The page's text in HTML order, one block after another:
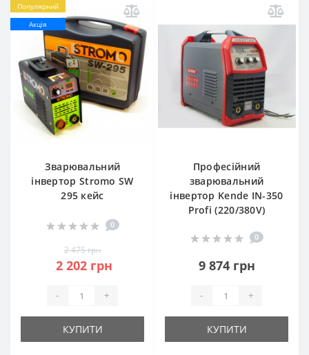
Популярний
Акція
Зварювальний
інвертор Stromo SW
295 кейс
0
2 475 грн
2 202 грн
- +
КУПИТИ
Професійний
зварювальний
інвертор Kende IN-350
Profi (220/380V)
0
9 874 грн
- +
КУПИТИ